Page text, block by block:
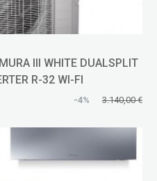
III WHITE DUALSPLIT
R-32 WI-FI
-4% 3.140,00 €